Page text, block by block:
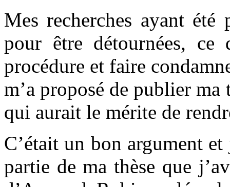
Mes recherches ayant été
pour être détournées, ce
procédure et faire
m’a proposé de publier ma
qui aurait le mérite de
C’était un bon argument
partie de ma thèse que